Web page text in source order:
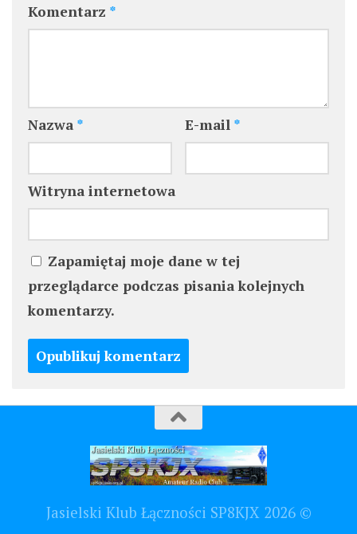
Komentarz *
Nazwa * E-mail *
Witryna internetowa
Zapamiętaj moje dane w tej
przeglądarce podczas pisania kolejnych
komentarzy.
Jasielski Klub Łączności SP8KJX 2026 ©